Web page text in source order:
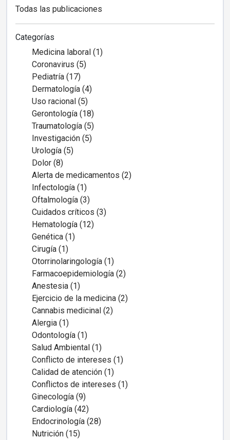
Todas las publicaciones
Categorías
Medicina laboral (1)
Coronavirus (5)
Pediatría (17)
Dermatología (4)
Uso racional (5)
Gerontología (18)
Traumatología (5)
Investigación (5)
Urología (5)
Dolor (8)
Alerta de medicamentos (2)
Infectología (1)
Oftalmología (3)
Cuidados críticos (3)
Hematología (12)
Genética (1)
Cirugía (1)
Otorrinolaringología (1)
Farmacoepidemiología (2)
Anestesia (1)
Ejercicio de la medicina (2)
Cannabis medicinal (2)
Alergia (1)
Odontología (1)
Salud Ambiental (1)
Conflicto de intereses (1)
Calidad de atención (1)
Conflictos de intereses (1)
Ginecología (9)
Cardiología (42)
Endocrinología (28)
Nutrición (15)